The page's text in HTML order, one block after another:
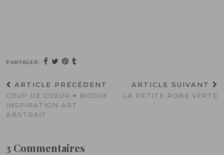
PARTAGER:
ARTICLE PRÉCÉDENT
COUP DE COEUR ♥ BIJOUX
INSPIRATION ART
ABSTRAIT
ARTICLE SUIVANT
LA PETITE ROBE VERTE
3 Commentaires